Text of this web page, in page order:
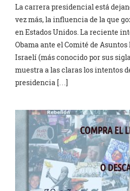
La carrera presidencial está
vez más, la influencia de la que
en Estados Unidos. La reciente
Obama ante el Comité de
Israelí (más conocido por sus
muestra a las claras los intentos
presidencia […]